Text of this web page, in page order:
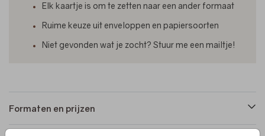
Elk kaartje is om te zetten naar een ander formaat
Ruime keuze uit enveloppen en papiersoorten
Niet gevonden wat je zocht? Stuur me een mailtje!
Formaten en prijzen